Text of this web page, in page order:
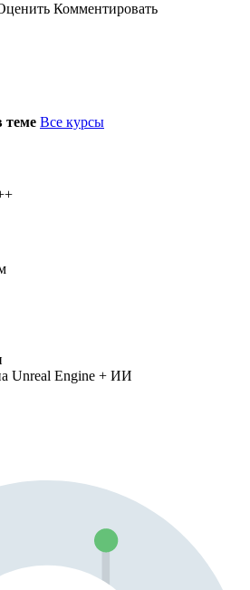
Комментировать
теме Все курсы
Unreal Engine + ИИ